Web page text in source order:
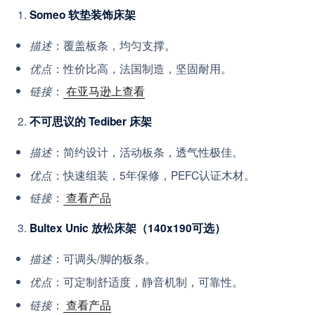
Someo 软垫装饰床架
描述：覆盖板条，均匀支撑。
优点：性价比高，法国制造，坚固耐用。
链接： 在亚马逊上查看
不可思议的 Tediber 床架
描述：简约设计，活动板条，透气性极佳。
优点：快速组装，5年保修，PEFC认证木材。
链接： 查看产品
Bultex Unic 放松床架（140x190可选）
描述：可调头/脚的板条。
优点：可定制舒适度，静音机制，可靠性。
链接： 查看产品